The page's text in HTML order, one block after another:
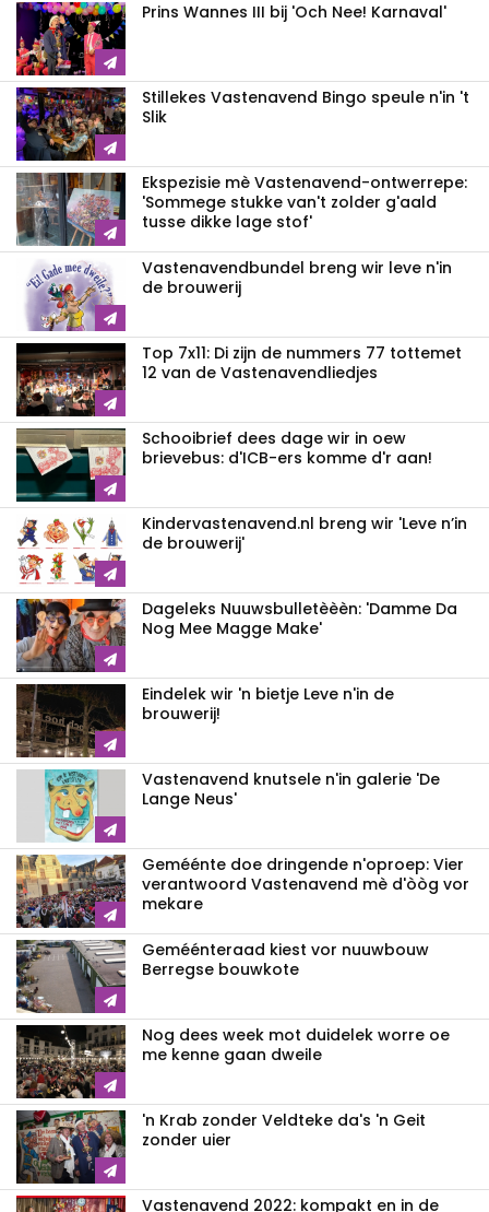
Prins Wannes III bij 'Och Nee! Karnaval'
Stillekes Vastenavend Bingo speule n'in 't
Slik
Ekspezisie mè Vastenavend-ontwerrepe:
'Sommege stukke van't zolder g'aald
tusse dikke lage stof'
Vastenavendbundel breng wir leve n'in
de brouwerij
Top 7x11: Di zijn de nummers 77 tottemet
12 van de Vastenavendliedjes
Schooibrief dees dage wir in oew
brievebus: d'ICB-ers komme d'r aan!
Kindervastenavend.nl breng wir 'Leve n’in
de brouwerij'
Dageleks Nuuwsbulletèèèn: 'Damme Da
Nog Mee Magge Make'
Eindelek wir 'n bietje Leve n'in de
brouwerij!
Vastenavend knutsele n'in galerie 'De
Lange Neus'
Geméénte doe dringende n'oproep: Vier
verantwoord Vastenavend mè d'òòg vor
mekare
Geméénteraad kiest vor nuuwbouw
Berregse bouwkote
Nog dees week mot duidelek worre oe
me kenne gaan dweile
'n Krab zonder Veldteke da's 'n Geit
zonder uier
Vastenavend 2022: kompakt en in de